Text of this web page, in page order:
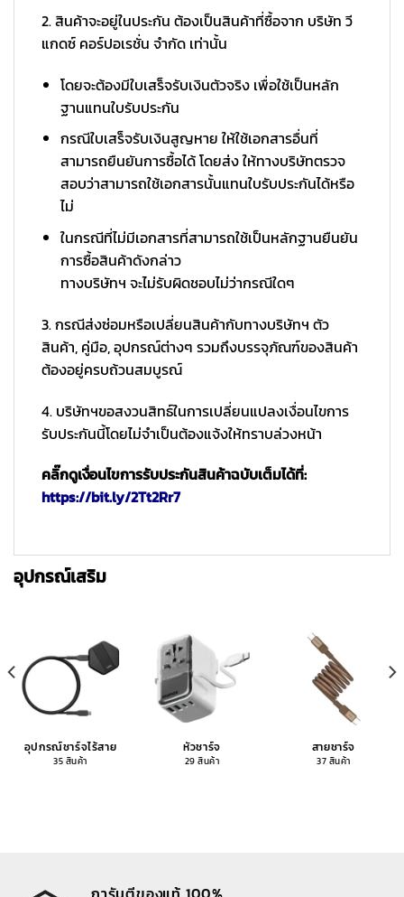
2. สินค้าจะอยู่ในประกัน ต้องเป็นสินค้าที่ซื้อจาก บริษัท วี
แกดซ์ คอร์ปอเรชั่น จำกัด เท่านั้น
โดยจะต้องมีใบเสร็จรับเงินตัวจริง เพื่อใช้เป็นหลัก
ฐานแทนใบรับประกัน
กรณีใบเสร็จรับเงินสูญหาย ให้ใช้เอกสารอื่นที่
สามารถยืนยันการซื้อได้ โดยส่ง ให้ทางบริษัทตรวจ
สอบว่าสามารถใช้เอกสารนั้นแทนใบรับประกันได้หรือ
ไม่
ในกรณีที่ไม่มีเอกสารที่สามารถใช้เป็นหลักฐานยืนยัน
การซื้อสินค้าดังกล่าว
ทางบริษัทฯ จะไม่รับผิดชอบไม่ว่ากรณีใดๆ
3. กรณีส่งซ่อมหรือเปลี่ยนสินค้ากับทางบริษัทฯ ตัว
สินค้า, คู่มือ, อุปกรณ์ต่างๆ รวมถึงบรรจุภัณฑ์ของสินค้า
ต้องอยู่ครบถ้วนสมบูรณ์
4. บริษัทฯขอสงวนสิทธ์ในการเปลี่ยนแปลงเงื่อนไขการ
รับประกันนี้โดยไม่จำเป็นต้องแจ้งให้ทราบล่วงหน้า
คลิ๊กดูเงื่อนไขการรับประกันสินค้าฉบับเต็มได้ที่:
https://bit.ly/2Tt2Rr7
อุปกรณ์เสริม
อุปกรณ์ชาร์จไร้สาย
35 สินค้า
หัวชาร์จ
29 สินค้า
สายชาร์จ
37 สินค้า